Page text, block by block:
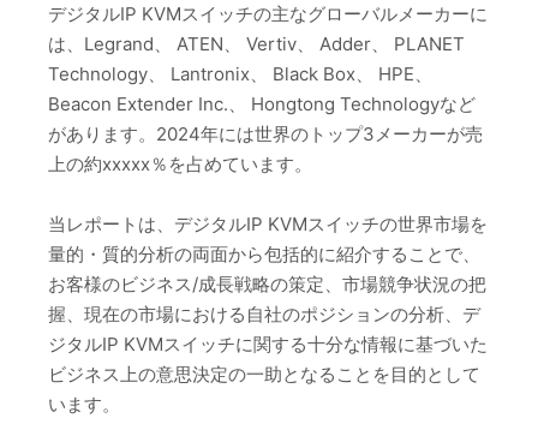
デジタルIP KVMスイッチの主なグローバルメーカーに
は、Legrand、 ATEN、 Vertiv、 Adder、 PLANET
Technology、 Lantronix、 Black Box、 HPE、
Beacon Extender Inc.、 Hongtong Technologyなど
があります。2024年には世界のトップ3メーカーが売
上の約xxxxx％を占めています。
当レポートは、デジタルIP KVMスイッチの世界市場を
量的・質的分析の両面から包括的に紹介することで、
お客様のビジネス/成長戦略の策定、市場競争状況の把
握、現在の市場における自社のポジションの分析、デ
ジタルIP KVMスイッチに関する十分な情報に基づいた
ビジネス上の意思決定の一助となることを目的として
います。